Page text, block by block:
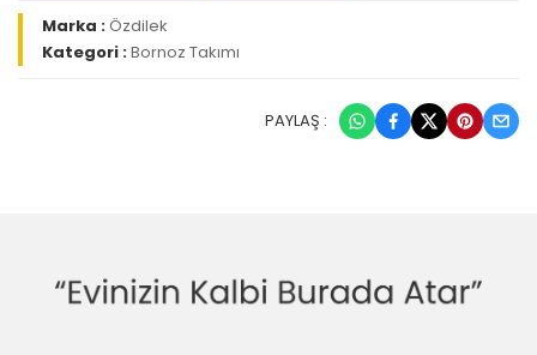
Marka :Özdilek
Kategori :Bornoz Takımı
PAYLAŞ :